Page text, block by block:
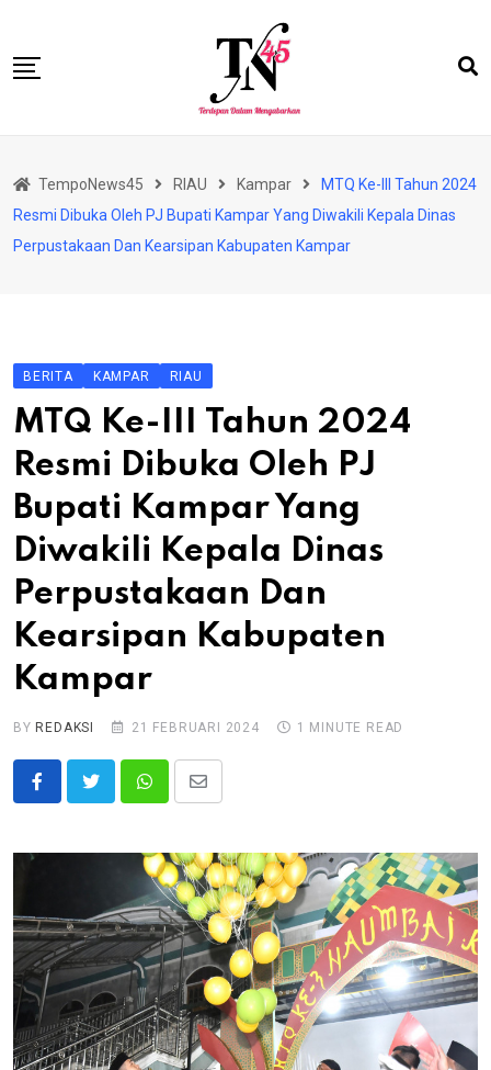
content
BISNIS
HUKRIM
OLAHRAGA
PENDIDIKAN
TempoNews45 RIAU Kampar
MTQ Ke-III Tahun 2024
Resmi Dibuka Oleh PJ Bupati Kampar Yang Diwakili Kepala Dinas
Perpustakaan Dan Kearsipan Kabupaten Kampar
BERITA KAMPAR RIAU
MTQ Ke-III Tahun 2024
Resmi Dibuka Oleh PJ
Bupati Kampar Yang
Diwakili Kepala Dinas
Perpustakaan Dan
Kearsipan Kabupaten
Kampar
BY REDAKSI 21 FEBRUARI 2024 1 MINUTE READ
WhatsappShare
Email